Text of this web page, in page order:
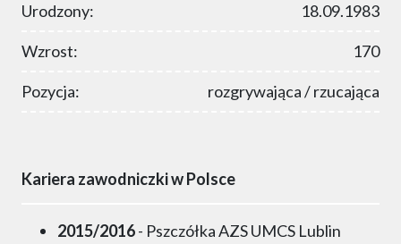
Urodzony: 18.09.1983
Wzrost: 170
Pozycja: rozgrywająca / rzucająca
Kariera zawodniczki w Polsce
2015/2016- Pszczółka AZS UMCS Lublin